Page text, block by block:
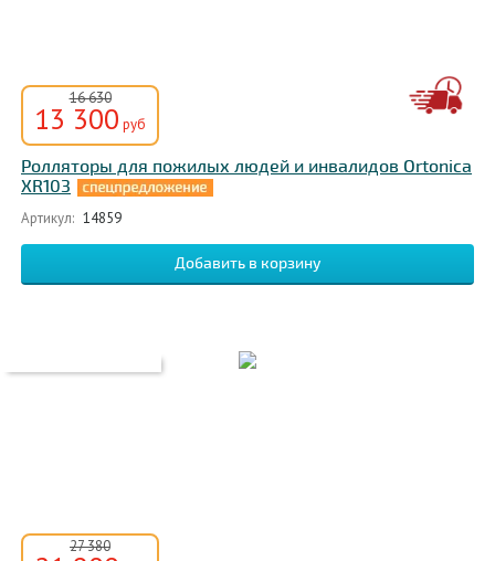
16 630
13 300 руб
Ролляторы для пожилых людей и инвалидов Ortonica
XR103
Артикул: 14859
27 380